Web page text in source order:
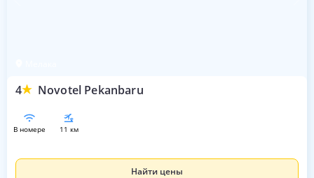
4 Novotel Pekanbaru
в номере 11 км
Найти цены